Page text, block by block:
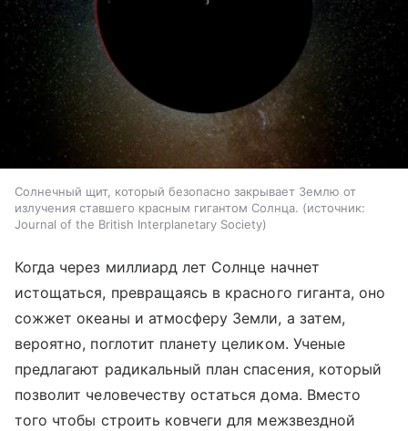
Солнечный щит, который безопасно закрывает Землю от
излучения ставшего красным гигантом Солнца.
источник:
Journal of the British Interplanetary Society
Когда через миллиард лет Солнце начнет
истощаться, превращаясь в красного гиганта, оно
сожжет океаны и атмосферу Земли, а затем,
вероятно, поглотит планету целиком. Ученые
предлагают радикальный план спасения, который
позволит человечеству остаться дома. Вместо
того чтобы строить ковчеги для межзвездной